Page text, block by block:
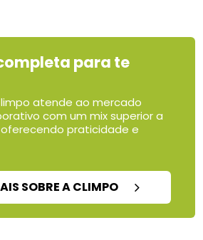
para te
atende ao mercado
com um mix superior a
praticidade e
SOBRE A CLIMPO